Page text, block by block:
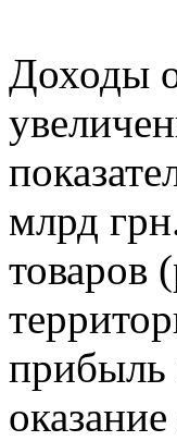
Доходы
млрд
товаров
прибыль